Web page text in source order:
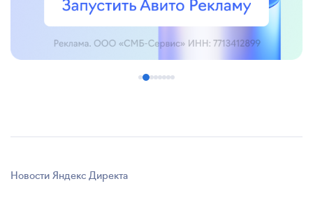
Новости Яндекс Директа